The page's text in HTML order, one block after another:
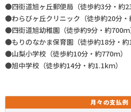
●四街道旭ヶ丘郵便局（徒歩約3分・約
●わらびヶ丘クリニック（徒歩約20分・
●四街道旭幼稚園（徒歩約9分・約700ｍ
●もりのなかま保育園（徒歩約18分・約
●山梨小学校（徒歩約10分・約770ｍ）
●旭中学校（徒歩約14分・約1.1kｍ）
月々の支払例